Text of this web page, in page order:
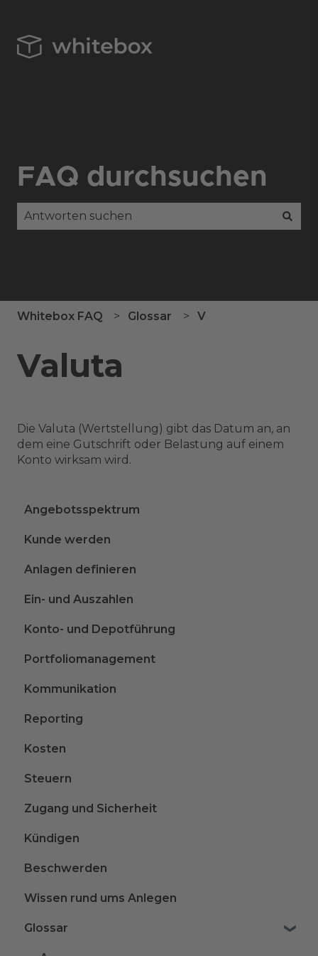
FAQ durchsuchen
Whitebox FAQ Glossar V
Valuta
Die Valuta (Wertstellung) gibt das Datum an, an
dem eine Gutschrift oder Belastung auf einem
Konto wirksam wird.
Angebotsspektrum
Kunde werden
Anlagen definieren
Ein- und Auszahlen
Konto- und Depotführung
Portfoliomanagement
Kommunikation
Reporting
Kosten
Steuern
Zugang und Sicherheit
Kündigen
Beschwerden
Wissen rund ums Anlegen
Glossar